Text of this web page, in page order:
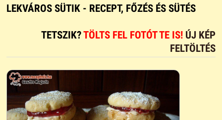
LEKVÁROS SÜTIK - RECEPT, FŐZÉS ÉS SÜTÉS
TETSZIK?TÖLTS FEL FOTÓT TE IS! ÚJ KÉP
FELTÖLTÉS